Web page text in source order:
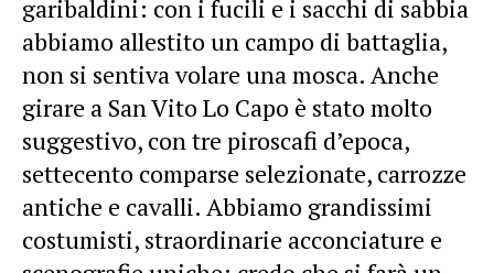
garibaldini: con i fucili e i sacchi di sabbia
abbiamo allestito un campo di battaglia,
non si sentiva volare una mosca. Anche
girare a San Vito Lo Capo è stato molto
suggestivo, con tre piroscafi d’epoca,
settecento comparse selezionate, carrozze
antiche e cavalli. Abbiamo grandissimi
costumisti, straordinarie acconciature e